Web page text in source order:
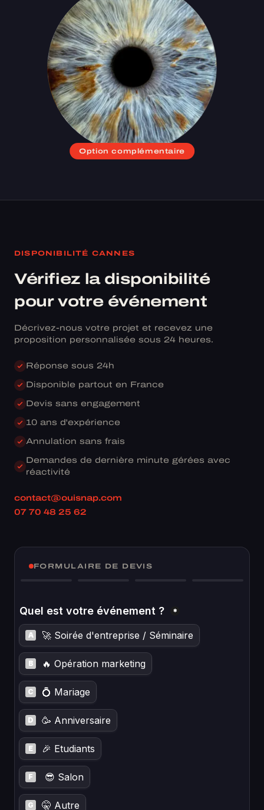
Option complémentaire
DISPONIBILITÉ CANNES
Vérifiez la disponibilité
pour votre événement
Décrivez-nous votre projet et recevez une
proposition personnalisée sous 24 heures.
Réponse sous 24h
Disponible partout en France
Devis sans engagement
10 ans d'expérience
Annulation sans frais
Demandes de dernière minute gérées avec
réactivité
contact@ouisnap.com
07 70 48 25 62
FORMULAIRE DE DEVIS